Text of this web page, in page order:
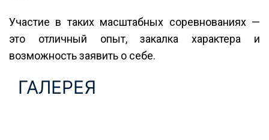
Участие в таких масштабных соревнованиях —
это отличный опыт, закалка характера и
возможность заявить о себе.
ГАЛЕРЕЯ